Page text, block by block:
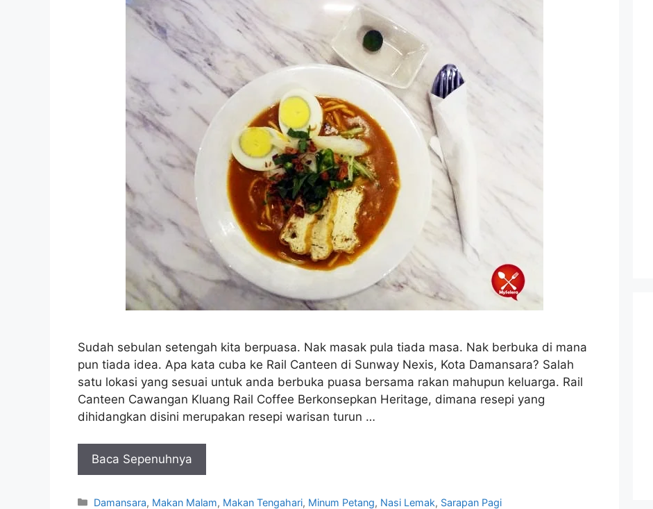
Sudah sebulan setengah kita berpuasa. Nak masak pula tiada masa. Nak berbuka di mana
pun tiada idea. Apa kata cuba ke Rail Canteen di Sunway Nexis, Kota Damansara? Salah
satu lokasi yang sesuai untuk anda berbuka puasa bersama rakan mahupun keluarga. Rail
Canteen Cawangan Kluang Rail Coffee Berkonsepkan Heritage, dimana resepi yang
dihidangkan disini merupakan resepi warisan turun …
Baca Sepenuhnya
Categories
Damansara, Makan Malam, Makan Tengahari, Minum Petang, Nasi Lemak, Sarapan Pagi